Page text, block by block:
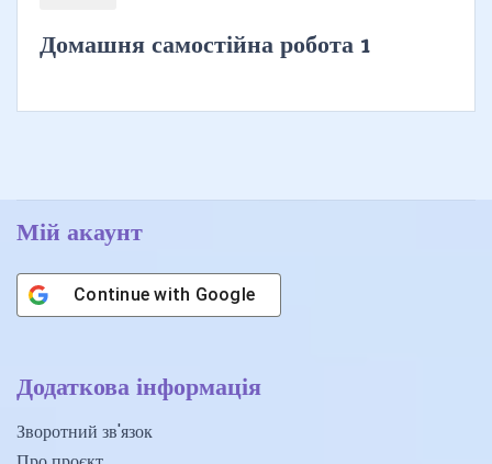
Домашня самостійна робота 1
Мій акаунт
Continue with Google
Додаткова інформація
Зворотний зв'язок